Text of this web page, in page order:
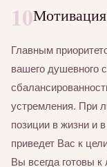
10
Главным
вашего душевного
устремления. При
позиции в жизни и
приведет Вас к
Вы всегда готовы